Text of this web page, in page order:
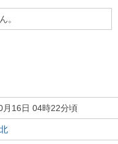
。
月16日 04時22分頃